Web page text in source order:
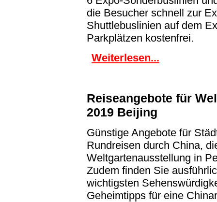
die Besucher schnell zur
Shuttlebuslinien auf dem
Parkplätzen kostenfrei.
Weiterlesen...
Reiseangebote für
2019 Beijing
Günstige Angebote für
Rundreisen durch China,
Weltgartenausstellung in
Zudem finden Sie
wichtigsten
Geheimtipps für eine